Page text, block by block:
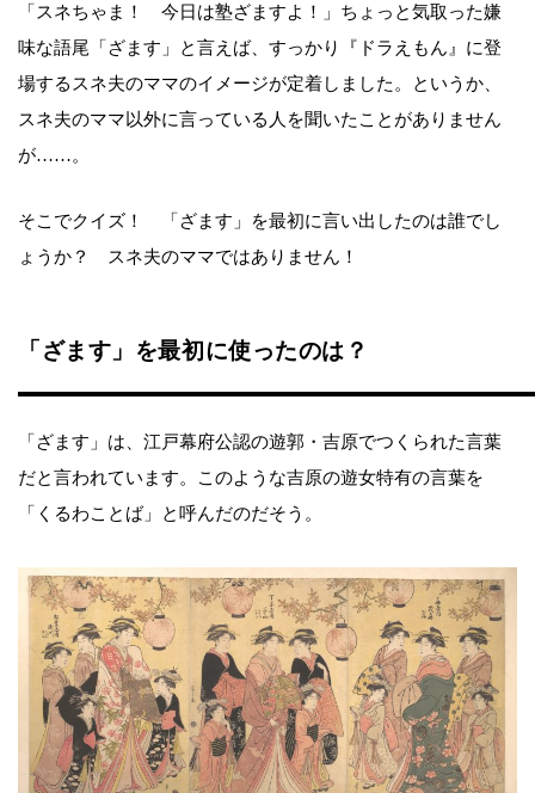
「スネちゃま！ 今日は塾ざますよ！」ちょっと気取った嫌
味な語尾「ざます」と言えば、すっかり『ドラえもん』に登
場するスネ夫のママのイメージが定着しました。というか、
スネ夫のママ以外に言っている人を聞いたことがありません
が……。
そこでクイズ！ 「ざます」を最初に言い出したのは誰でし
ょうか？ スネ夫のママではありません！
「ざます」を最初に使ったのは？
「ざます」は、江戸幕府公認の遊郭・吉原でつくられた言葉
だと言われています。このような吉原の遊女特有の言葉を
「くるわことば」と呼んだのだそう。